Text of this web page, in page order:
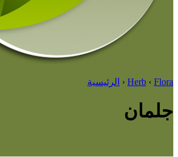
Herb ‹ Flora
‹ الرئيسية
جلمان